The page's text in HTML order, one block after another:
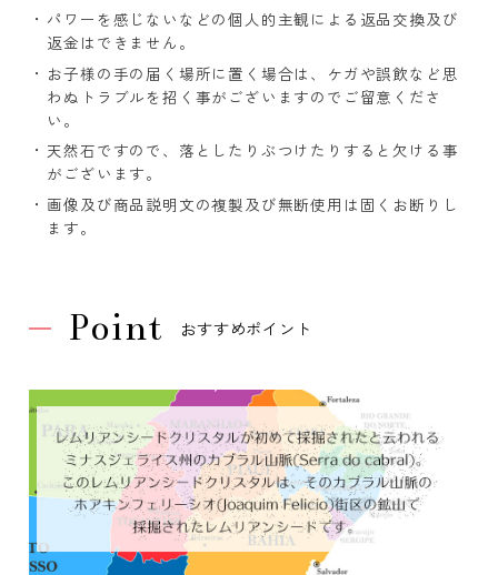
パワーを感じないなどの個人的主観による返品交換及び
返金はできません。
お子様の手の届く場所に置く場合は、ケガや誤飲など思
わぬトラブルを招く事がございますのでご留意くださ
い。
天然石ですので、落としたりぶつけたりすると欠ける事
がございます。
画像及び商品説明文の複製及び無断使用は固くお断りし
ます。
Point おすすめポイント